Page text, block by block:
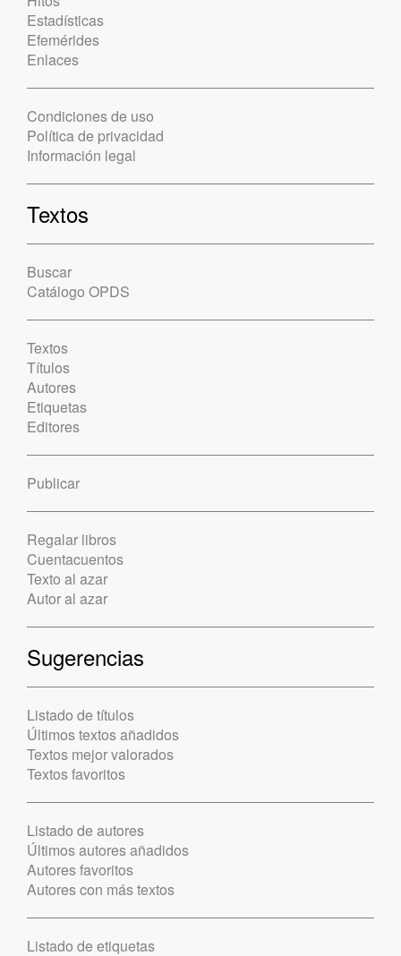
Estadísticas
Efemérides
Enlaces
Condiciones de uso
Política de privacidad
Información legal
Textos
Buscar
Catálogo OPDS
Textos
Títulos
Autores
Etiquetas
Editores
Publicar
Regalar libros
Cuentacuentos
Texto al azar
Autor al azar
Sugerencias
Listado de títulos
Últimos textos añadidos
Textos mejor valorados
Textos favoritos
Listado de autores
Últimos autores añadidos
Autores favoritos
Autores con más textos
Listado de etiquetas